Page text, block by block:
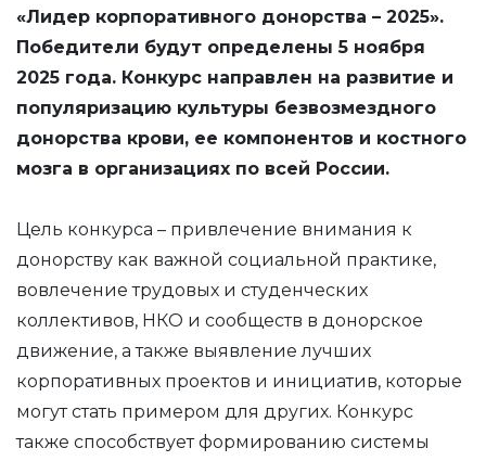
«Лидер корпоративного донорства – 2025».
Победители будут определены 5 ноября
2025 года. Конкурс направлен на развитие и
популяризацию культуры безвозмездного
донорства крови, ее компонентов и костного
мозга в организациях по всей России.
Цель конкурса – привлечение внимания к
донорству как важной социальной практике,
вовлечение трудовых и студенческих
коллективов, НКО и сообществ в донорское
движение, а также выявление лучших
корпоративных проектов и инициатив, которые
могут стать примером для других. Конкурс
также способствует формированию системы